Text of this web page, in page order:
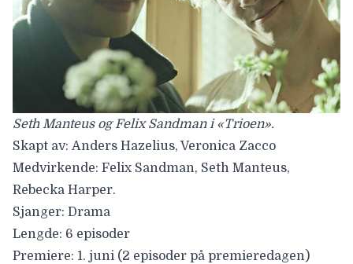
Seth Manteus og Felix Sandman i «Trioen».
Skapt av: Anders Hazelius, Veronica Zacco
Medvirkende: Felix Sandman, Seth Manteus,
Rebecka Harper.
Sjanger: Drama
Lengde: 6 episoder
Premiere: 1. juni (2 episoder på premieredagen)